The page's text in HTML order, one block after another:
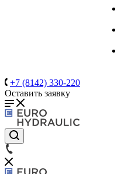
+7 (8142) 330-220
Оставить заявку